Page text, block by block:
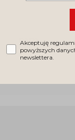
Akceptuję
powyższych
newslettera.